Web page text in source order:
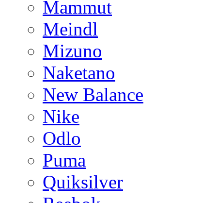
Mammut
Meindl
Mizuno
Naketano
New Balance
Nike
Odlo
Puma
Quiksilver